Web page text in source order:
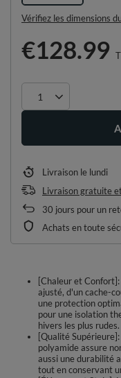
Vérifiez les dimensions
€128.99
Livraison le lundi
Livraison gratuite
30 jours pour un
Achats en toute
[Chaleur et
ajusté, d'un cache-
une protection
pour une isolation
hivers les plus rudes.
[Qualité
polyamide assure
aussi une durabilité
tout en conservant